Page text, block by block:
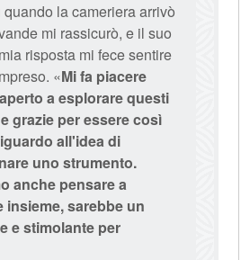
la cameriera arrivò
mi rassicurò, e il suo
risposta mi fece sentire
«Mi fa piacere
a esplorare questi
grazie per essere così
all'idea di
uno strumento.
anche pensare a
insieme, sarebbe un
e stimolante per